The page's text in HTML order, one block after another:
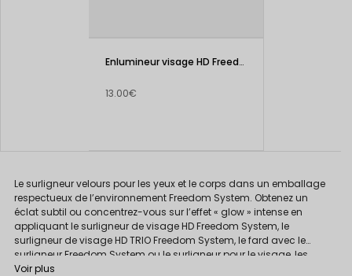
Enlumineur visage HD Freedom System
13.00€
Le surligneur velours pour les yeux et le corps dans un emballage
respectueux de l’environnement Freedom System. Obtenez un
éclat subtil ou concentrez-vous sur l’effet « glow » intense en
appliquant le surligneur de visage HD Freedom System, le
surligneur de visage HD TRIO Freedom System, le fard avec le
surligneur Freedom System ou le surligneur pour le visage, les
yeux, le corps Freedom System.
Voir plus